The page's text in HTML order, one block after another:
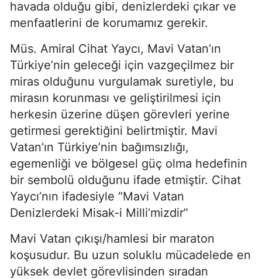
havada olduğu gibi, denizlerdeki çıkar ve
menfaatlerini de korumamız gerekir.
Müs. Amiral Cihat Yaycı, Mavi Vatan’ın
Türkiye’nin geleceği için vazgeçilmez bir
miras olduğunu vurgulamak suretiyle, bu
mirasın korunması ve geliştirilmesi için
herkesin üzerine düşen görevleri yerine
getirmesi gerektiğini belirtmiştir. Mavi
Vatan’ın Türkiye’nin bağımsızlığı,
egemenliği ve bölgesel güç olma hedefinin
bir sembolü olduğunu ifade etmiştir. Cihat
Yaycı’nın ifadesiyle “Mavi Vatan
Denizlerdeki Misak-i Milli’mizdir”
Mavi Vatan çıkışı/hamlesi bir maraton
koşusudur. Bu uzun soluklu mücadelede en
yüksek devlet görevlisinden sıradan